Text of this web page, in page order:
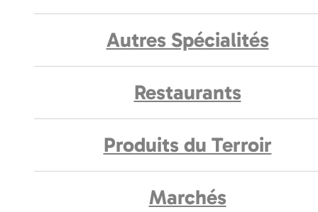
Autres Spécialités
Restaurants
Produits du Terroir
Marchés